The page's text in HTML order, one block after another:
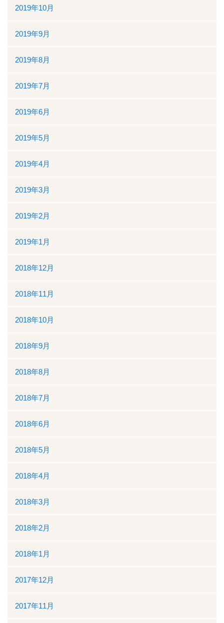
2019年10月
2019年9月
2019年8月
2019年7月
2019年6月
2019年5月
2019年4月
2019年3月
2019年2月
2019年1月
2018年12月
2018年11月
2018年10月
2018年9月
2018年8月
2018年7月
2018年6月
2018年5月
2018年4月
2018年3月
2018年2月
2018年1月
2017年12月
2017年11月